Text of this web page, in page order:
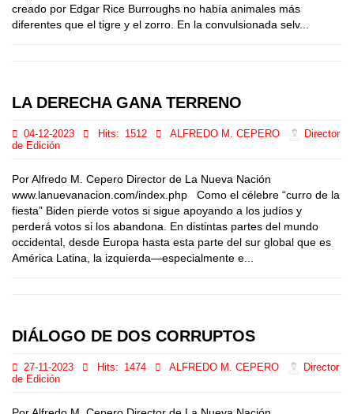
creado por Edgar Rice Burroughs no había animales más
diferentes que el tigre y el zorro. En la convulsionada selv...
LA DERECHA GANA TERRENO
04-12-2023 Hits: 1512 ALFREDO M. CEPERO
Director
de Edición
Por Alfredo M. Cepero Director de La Nueva Nación
www.lanuevanacion.com/index.php Como el célebre “curro de la
fiesta” Biden pierde votos si sigue apoyando a los judíos y
perderá votos si los abandona. En distintas partes del mundo
occidental, desde Europa hasta esta parte del sur global que es
América Latina, la izquierda—especialmente e...
DIÁLOGO DE DOS CORRUPTOS
27-11-2023 Hits: 1474 ALFREDO M. CEPERO
Director
de Edición